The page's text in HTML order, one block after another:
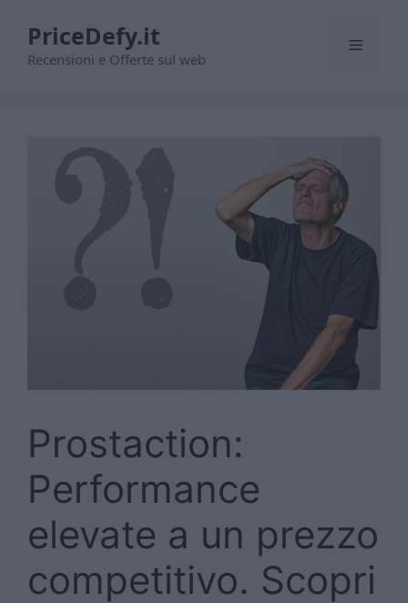
contenuto
PriceDefy.it
Recensioni e Offerte sul web
Menu
Prostaction:
Performance
elevate a un prezzo
competitivo. Scopri